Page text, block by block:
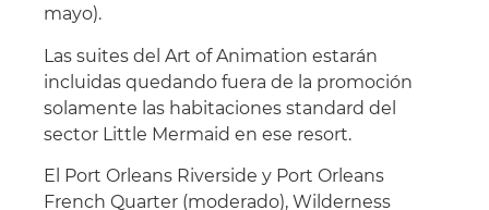
mayo).
Las suites del Art of Animation estarán
incluidas quedando fuera de la promoción
solamente las habitaciones standard del
sector Little Mermaid en ese resort.
El Port Orleans Riverside y Port Orleans
French Quarter (moderado), Wilderness